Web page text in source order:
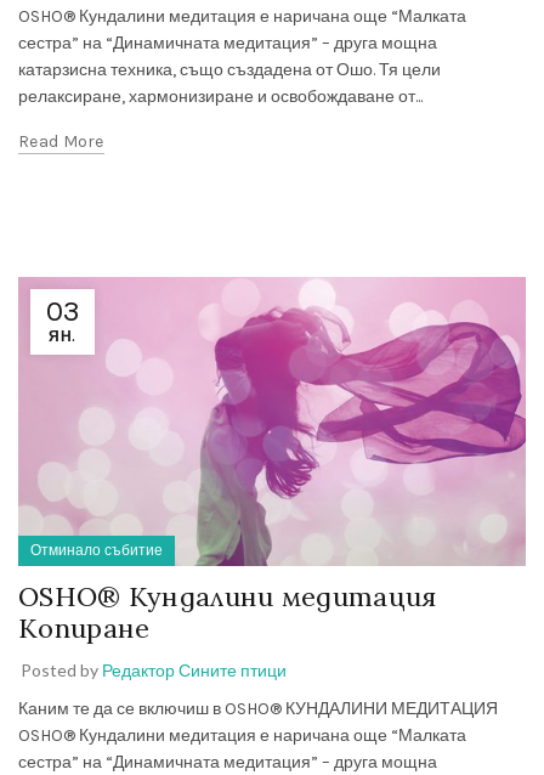
OSHO® Кундалини медитация е наричана още “Малката
сестра” на “Динамичната медитация” – друга мощна
катарзисна техника, също създадена от Ошо. Тя цели
релаксиране, хармонизиране и освобождаване от...
Read More
03
ЯН.
Отминало събитие
OSHO® Кундалини медитация
Копиране
Posted by Редактор Сините птици
Каним те да се включиш в OSHO® КУНДАЛИНИ МЕДИТАЦИЯ
OSHO® Кундалини медитация е наричана още “Малката
сестра” на “Динамичната медитация” – друга мощна